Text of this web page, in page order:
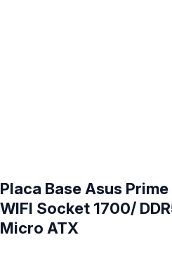
Placa Base Asus
WIFI Socket 1700/
Micro ATX